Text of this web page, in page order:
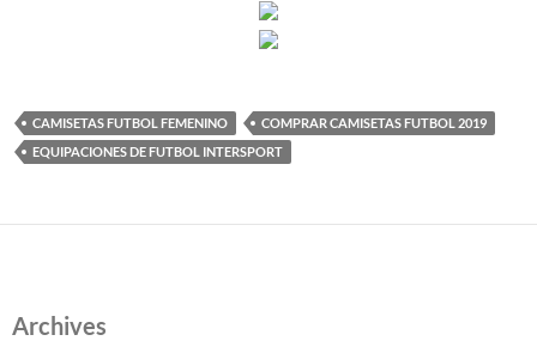
CAMISETAS FUTBOL FEMENINO
COMPRAR CAMISETAS FUTBOL 2019
EQUIPACIONES DE FUTBOL INTERSPORT
Archives